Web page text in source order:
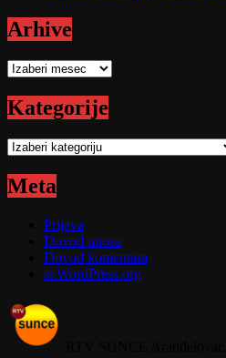
Arhive
Arhive
Kategorije
Kategorije
Meta
Prijava
Dovod unosa
Dovod komentara
sr.WordPress.org